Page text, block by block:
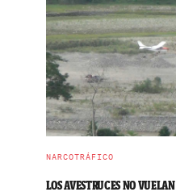
NARCOTRÁFICO
LOS AVESTRUCES NO VUELAN